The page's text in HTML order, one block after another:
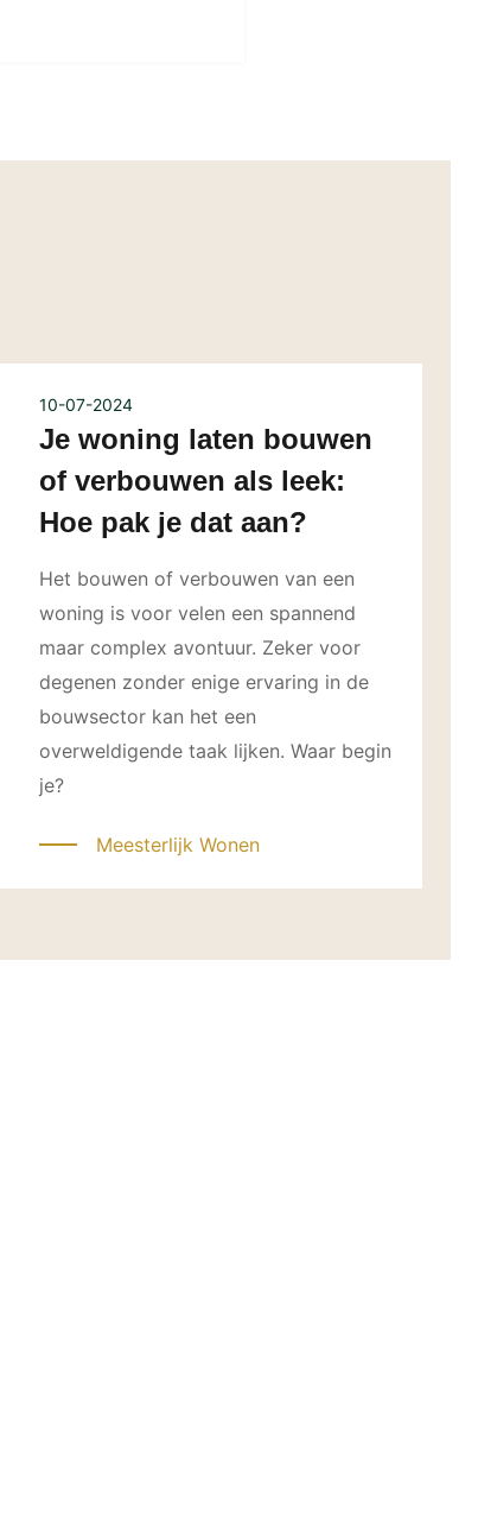
10-07-2024
Je woning laten bouwen
of verbouwen als leek:
Hoe pak je dat aan?
Het bouwen of verbouwen van een
woning is voor velen een spannend
maar complex avontuur. Zeker voor
degenen zonder enige ervaring in de
bouwsector kan het een
overweldigende taak lijken. Waar begin
je?
Meesterlijk Wonen